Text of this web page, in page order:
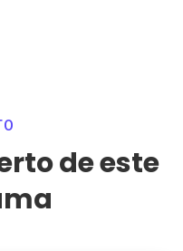
de este